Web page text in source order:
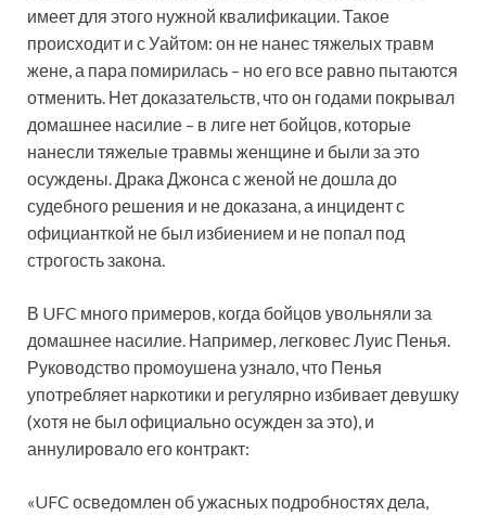
имеет для этого нужной квалификации. Такое
происходит и с Уайтом: он не нанес тяжелых травм
жене, а пара помирилась – но его все равно пытаются
отменить. Нет доказательств, что он годами покрывал
домашнее насилие – в лиге нет бойцов, которые
нанесли тяжелые травмы женщине и были за это
осуждены. Драка Джонса с женой не дошла до
судебного решения и не доказана, а инцидент с
официанткой не был избиением и не попал под
строгость закона.
В UFC много примеров, когда бойцов увольняли за
домашнее насилие. Например, легковес Луис Пенья.
Руководство промоушена узнало, что Пенья
употребляет наркотики и регулярно избивает девушку
(хотя не был официально осужден за это), и
аннулировало его контракт:
«UFC осведомлен об ужасных подробностях дела,